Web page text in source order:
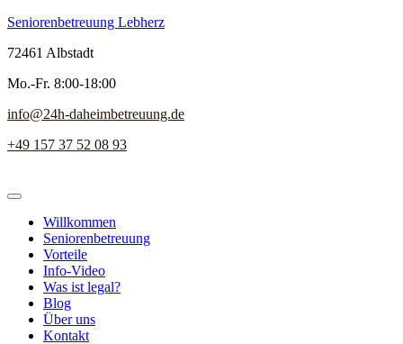
Seniorenbetreuung Lebherz
72461 Albstadt
Mo.-Fr. 8:00-18:00
info@24h-daheimbetreuung.de
+49 157 37 52 08 93
Willkommen
Seniorenbetreuung
Vorteile
Info-Video
Was ist legal?
Blog
Über uns
Kontakt